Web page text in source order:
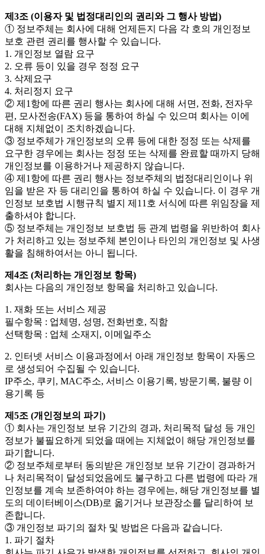
제3조 (이용자 및 법정대리인의 권리와 그 행사 방법)
① 정보주체는 회사에 대해 언제든지 다음 각 호의 개인정보
보호 관련 권리를 행사할 수 있습니다.
1. 개인정보 열람 요구
2. 오류 등이 있을 경우 정정 요구
3. 삭제요구
4. 처리정지 요구
② 제1항에 따른 권리 행사는 회사에 대해 서면, 전화, 전자우
편, 모사전송(FAX) 등을 통하여 하실 수 있으며 회사는 이에
대해 지체없이 조치하겠습니다.
③ 정보주체가 개인정보의 오류 등에 대한 정정 또는 삭제를
요구한 경우에는 회사는 정정 또는 삭제를 완료할 때까지 당해
개인정보를 이용하거나 제공하지 않습니다.
④ 제1항에 따른 권리 행사는 정보주체의 법정대리인이나 위
임을 받은 자 등 대리인을 통하여 하실 수 있습니다. 이 경우 개
인정보 보호법 시행규칙 별지 제11호 서식에 따른 위임장을 제
출하셔야 합니다.
⑤ 정보주체는 개인정보 보호법 등 관계 법령을 위반하여 회사
가 처리하고 있는 정보주체 본인이나 타인의 개인정보 및 사생
활을 침해하여서는 아니 됩니다.
제4조 (처리하는 개인정보 항목)
회사는 다음의 개인정보 항목을 처리하고 있습니다.
1. 재화 또는 서비스 제공
필수항목 : 업체명, 성명, 전화번호, 직함
선택항목 : 업체 소재지, 이메일주소
2. 인터넷 서비스 이용과정에서 아래 개인정보 항목이 자동으
로 생성되어 수집될 수 있습니다.
IP주소, 쿠키, MAC주소, 서비스 이용기록, 방문기록, 불량 이
용기록 등
제5조 (개인정보의 파기)
① 회사는 개인정보 보유 기간의 경과, 처리목적 달성 등 개인
정보가 불필요하게 되었을 때에는 지체없이 해당 개인정보를
파기합니다.
② 정보주체로부터 동의받은 개인정보 보유 기간이 경과하거
나 처리목적이 달성되었음에도 불구하고 다른 법령에 따라 개
인정보를 계속 보존하여야 하는 경우에는, 해당 개인정보를 별
도의 데이터베이스(DB)로 옮기거나 보관장소를 달리하여 보
존합니다.
③ 개인정보 파기의 절차 및 방법은 다음과 같습니다.
1. 파기 절차